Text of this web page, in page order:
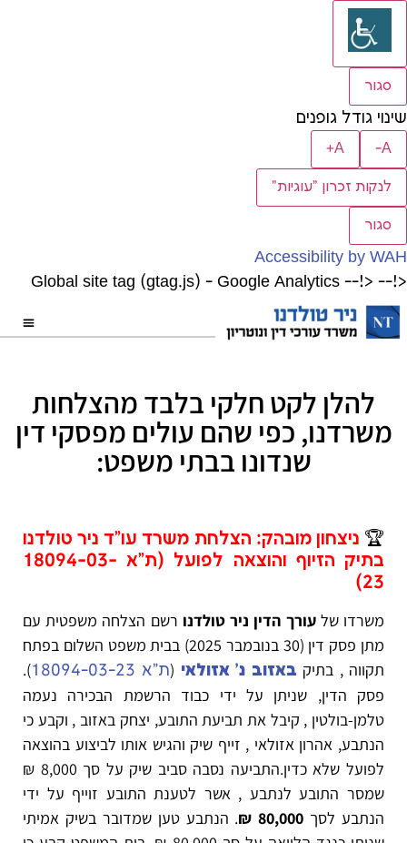
סגור
גודל גופנים
A-
A+
לנקות זכרון "עוגיות"
סגור
Accessibility by
<!-- Global site tag (gtag.js) - Google Analytics
להלן לקט חלקי בלבד מהצלחות
משרדנו, כפי שהם עולים מפסקי דין
שנדונו בבתי משפט:
🏆 ניצחון מובהק: הצלחת משרד עו"ד ניר טולדנו
בתיק הזיוף והוצאה לפועל (ת"א 18094-03-
23)
משרדו של עורך הדין ניר טולדנורשם הצלחה משפטית עם
מתן פסק דין (30 בנובמבר 2025) בבית משפט השלום בפתח
תקווה , בתיק באזוב נ' אזולאי( ת"א 18094-03-23 )
.
פסק הדין, שניתן על ידי כבוד הרשמת הבכירה נעמה
טלמן-בולטין , קיבל את תביעת התובע, יצחק באזוב , וקבע כי
הנתבע, אהרון אזולאי , זייף שיק והגיש אותו לביצוע בהוצאה
לפועל שלא כדין.
התביעה נסבה סביב שיק על סך 8,000 ₪
שמסר התובע לנתבע , אשר לטענת התובע זוייף על ידי
הנתבע לסך 80,000 ₪
. הנתבע טען שמדובר בשיק אמיתי